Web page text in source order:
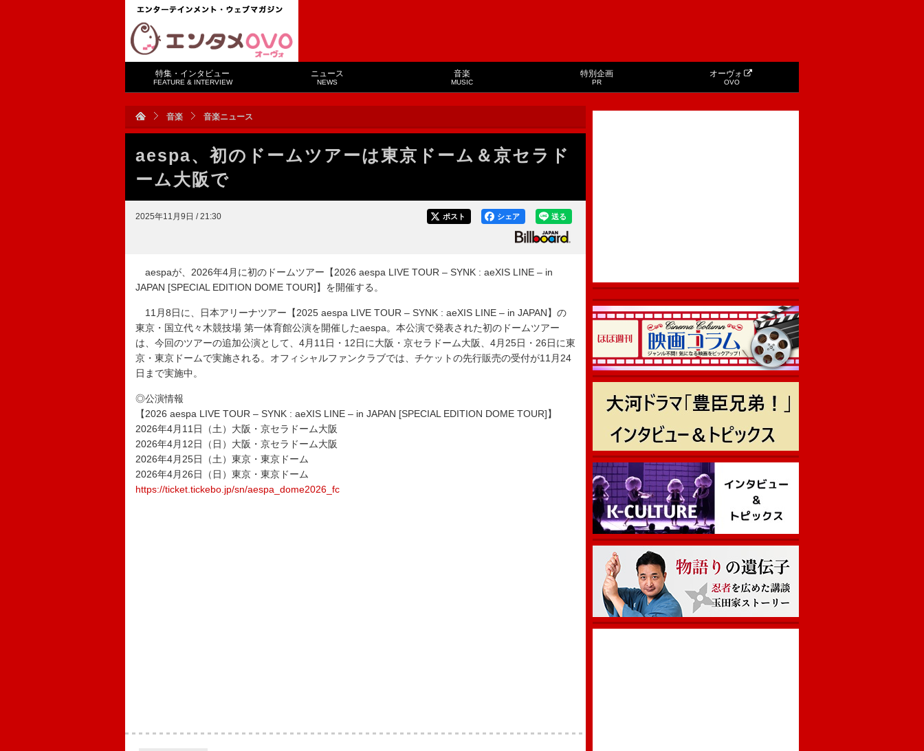
特集・インタビュー
FEATURE & INTERVIEW
ニュース
NEWS
音楽
MUSIC
特別企画
PR
オーヴォ
OVO
音楽 音楽ニュース
aespa、初のドームツアーは東京ドーム＆京セラド
ーム大阪で
2025年11月9日 / 21:30 送る
シェア
ポスト
aespaが、2026年4月に初のドームツアー【2026 aespa LIVE TOUR – SYNK : aeXIS LINE – in
JAPAN [SPECIAL EDITION DOME TOUR]】を開催する。
11月8日に、日本アリーナツアー【2025 aespa LIVE TOUR – SYNK : aeXIS LINE – in JAPAN】の
東京・国立代々木競技場 第一体育館公演を開催したaespa。本公演で発表された初のドームツアー
は、今回のツアーの追加公演として、4月11日・12日に大阪・京セラドーム大阪、4月25日・26日に東
京・東京ドームで実施される。オフィシャルファンクラブでは、チケットの先行販売の受付が11月24
日まで実施中。
◎公演情報
【2026 aespa LIVE TOUR – SYNK : aeXIS LINE – in JAPAN [SPECIAL EDITION DOME TOUR]】
2026年4月11日（土）大阪・京セラドーム大阪
2026年4月12日（日）大阪・京セラドーム大阪
2026年4月25日（土）東京・東京ドーム
2026年4月26日（日）東京・東京ドーム
https://ticket.tickebo.jp/sn/aespa_dome2026_fc